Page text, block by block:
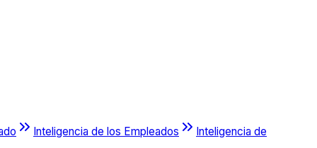
Inteligencia de los Empleados Inteligencia de